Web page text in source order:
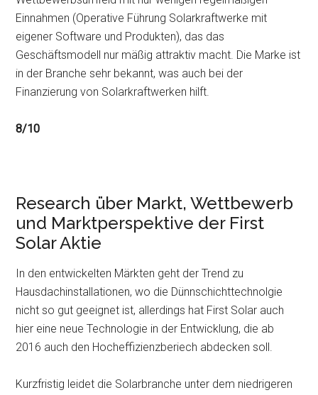
Einnahmen (Operative Führung Solarkraftwerke mit
eigener Software und Produkten), das das
Geschäftsmodell nur mäßig attraktiv macht. Die Marke ist
in der Branche sehr bekannt, was auch bei der
Finanzierung von Solarkraftwerken hilft.
8/10
Research über Markt, Wettbewerb
und Marktperspektive der First
Solar Aktie
In den entwickelten Märkten geht der Trend zu
Hausdachinstallationen, wo die Dünnschichttechnolgie
nicht so gut geeignet ist, allerdings hat First Solar auch
hier eine neue Technologie in der Entwicklung, die ab
2016 auch den Hocheffizienzberiech abdecken soll.
Kurzfristig leidet die Solarbranche unter dem niedrigeren